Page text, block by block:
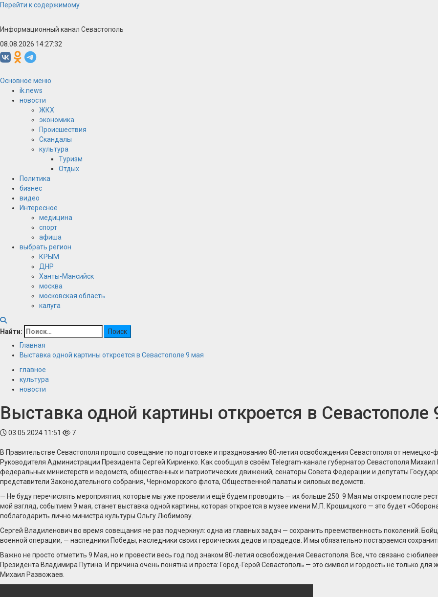
Перейти к содержимому
Информационный канал Севастополь
08.08.2026 14:27:33
Основное меню
ik.news
новости
ЖКХ
экономика
Происшествия
Скандалы
культура
Туризм
Отдых
Политика
бизнес
видео
Интересное
медицина
спорт
афиша
выбрать регион
КРЫМ
ДНР
Ханты-Мансийск
москва
московская область
калуга
Найти:
Главная
Выставка одной картины откроется в Севастополе 9 мая
главное
культура
новости
Выставка одной картины откроется в Севастополе
03.05.2024 11:51 7
В Правительстве Севастополя прошло совещание по подготовке и празднованию 80-летия освобождения Севастополя от немецко-
Руководителя Администрации Президента Сергей Кириенко. Как сообщил в своём Telegram-канале губернатор Севастополя
федеральных министерств и ведомств, общественных и патриотических движений, сенаторы Совета Федерации и депутаты
представители Законодательного собрания, Черноморского флота, Общественной палаты и силовых ведомств.
— Не буду перечислять мероприятия, которые мы уже провели и ещё будем проводить — их больше 250. 9 Мая мы откроем после
мой взгляд, событием 9 мая, станет выставка одной картины, которая откроется в музее имени М.П. Крошицкого — это будет
поблагодарить лично министра культуры Ольгу Любимову.
Сергей Владиленович во время совещания не раз подчеркнул: одна из главных задач — сохранить преемственность поколений.
военной операции, — наследники Победы, наследники своих героических дедов и прадедов. И мы обязательно постараемся
Важно не просто отметить 9 Мая, но и провести весь год под знаком 80-летия освобождения Севастополя. Все, что связано с
Президента Владимира Путина. И причина очень понятна и проста: Город-Герой Севастополь — это символ и гордость не только
Михаил Развожаев.